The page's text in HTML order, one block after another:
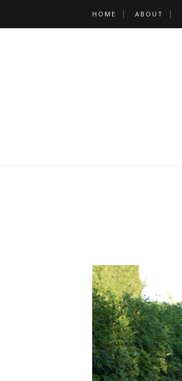
HOME ABOUT